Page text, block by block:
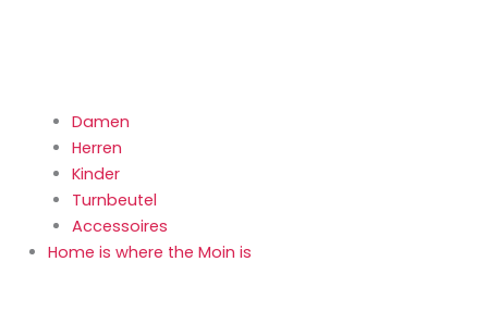
Damen
Herren
Kinder
Turnbeutel
Accessoires
Home is where the Moin is